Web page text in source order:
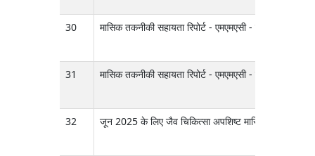
30 मासिक तकनीकी सहायता रिपोर्ट - एमएमएसी - मार्च 2025
31 मासिक तकनीकी सहायता रिपोर्ट - एमएमएसी - मई 2025
32 जून 2025 के लिए जैव चिकित्सा अपशिष्ट मासिक रिपोर्ट